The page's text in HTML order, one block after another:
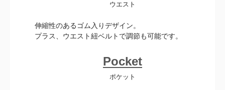
ウエスト
伸縮性のあるゴム入りデザイン。
プラス、ウエスト紐ベルトで調節も可能です。
Pocket
ポケット